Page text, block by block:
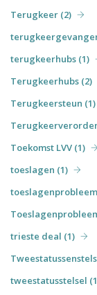
Terugkeer (2)
terugkeerhubs (1)
Terugkeerhubs (2)
Terugkeersteun (1)
Toekomst LVV (1)
toeslagen (1)
trieste deal (1)
tweestatusstelsel